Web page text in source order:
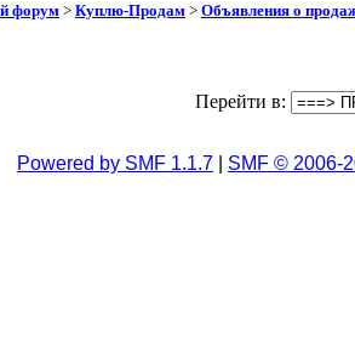
форум > Куплю-Продам > Объявления о
Перейти в:
Powered by SMF 1.1.7 SMF © 2006-